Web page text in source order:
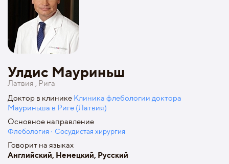
Улдис Мауриньш
Латвия , Рига
Доктор в клинике Клиника флебологии доктора
Мауриньша в Риге (Латвия)
Основное направление
Флебология · Сосудистая хирургия
Говорит на языках
Английский, Немецкий, Русский